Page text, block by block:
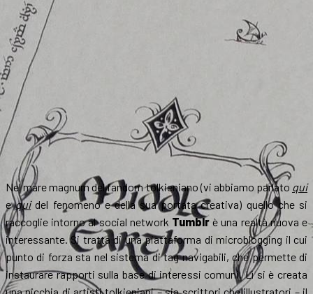
Nel mare magnum del fandom tolkieniano (vi abbiamo parlato qui
equidel fenomeno e della sua portata creativa) quello che si
raccoglie intorno al social network Tumblr è una realtà nuova e
interessante. Si tratta di una piattaforma di microblogging il cui
punto di forza sta nel sistema di tag navigabili, che permette di
instaurare rapporti sulla base di interessi comuni. Lì si è creata